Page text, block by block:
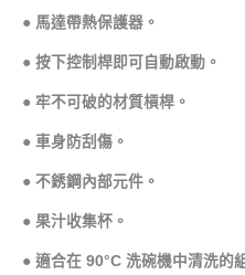
● 馬達帶熱保護器。
● 按下控制桿即可自動啟動。
● 牢不可破的材質槓桿。
● 車身防刮傷。
● 不銹鋼內部元件。
● 果汁收集杯。
● 適合在 90°C 洗碗機中清洗的